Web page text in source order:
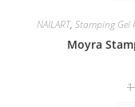
NAILART, Stamping Gel
Moyra